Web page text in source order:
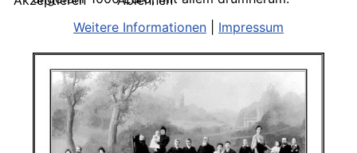
Weitere Informationen
Impressum